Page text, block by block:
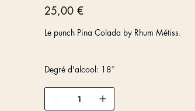
Prix
25,00 €
Le punch Pina Colada by Rhum Métiss.
Degré d'alcool: 18°